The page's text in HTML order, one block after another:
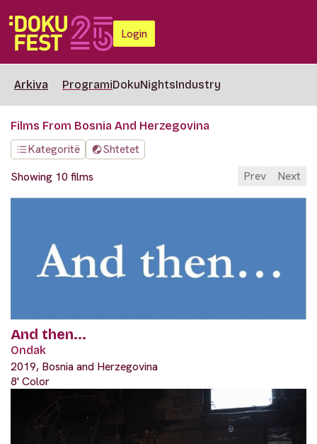
Login
Arkiva ProgramiDokuNightsIndustry
Films From Bosnia And Herzegovina
Kategoritë
Shtetet
Showing 10 films
Prev Next
And then...
Ondak
2019, Bosnia and Herzegovina
8' Color